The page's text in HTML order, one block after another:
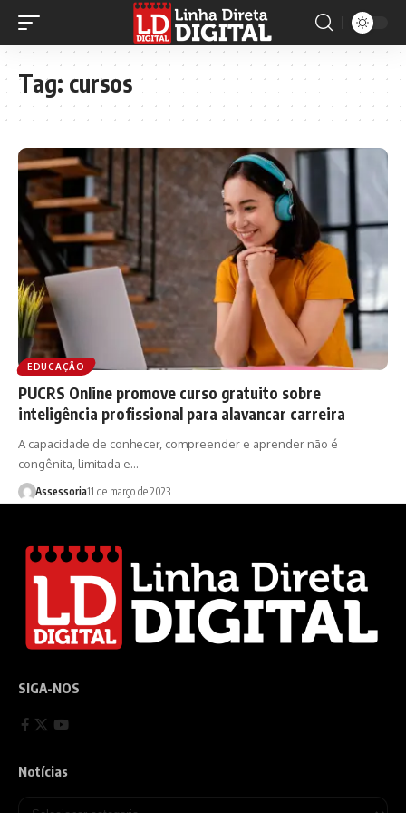
Tag: cursos
EDUCAÇÃO
PUCRS Online promove curso gratuito sobre
inteligência profissional para alavancar carreira
A capacidade de conhecer, compreender e aprender não é
congênita, limitada e…
Assessoria11 de março de 2023
SIGA-NOS
Notícias